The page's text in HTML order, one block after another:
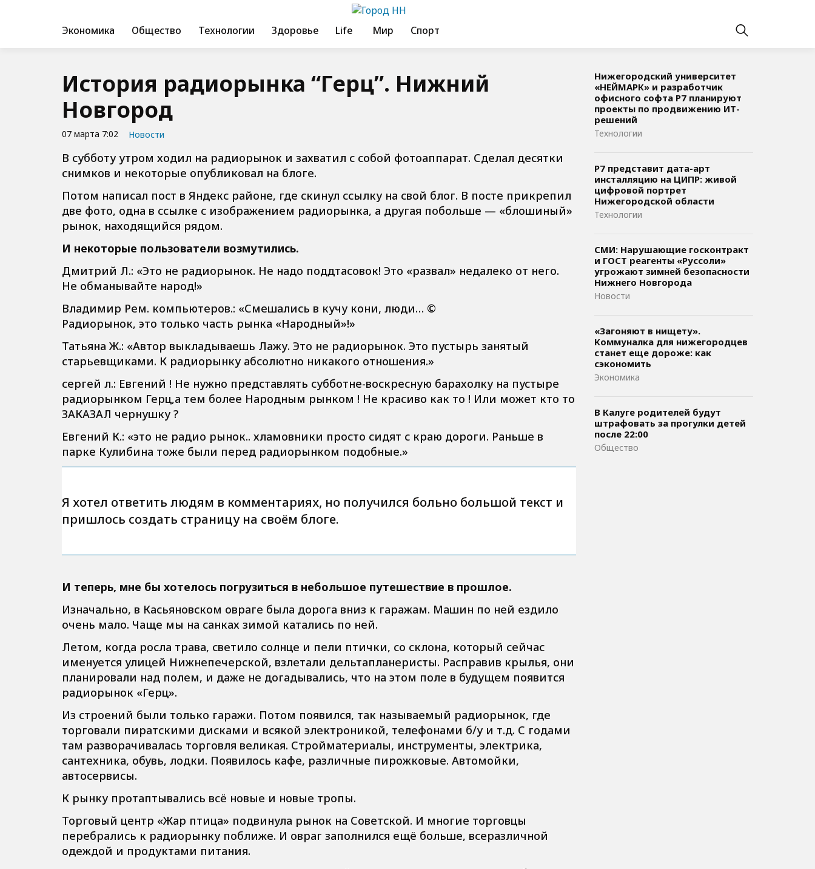
Экономика Общество Технологии Здоровье Life Мир Спорт
История радиорынка “Герц”. Нижний
Новгород
07 марта 7:02 Новости
В субботу утром ходил на радиорынок и захватил с собой фотоаппарат. Сделал десятки
снимков и некоторые опубликовал на блоге.
Потом написал пост в Яндекс районе, где скинул ссылку на свой блог. В посте прикрепил
две фото, одна в ссылке с изображением радиорынка, а другая побольше — «блошиный»
рынок, находящийся рядом.
И некоторые пользователи возмутились.
Дмитрий Л.: «Это не радиорынок. Не надо поддтасовок! Это «развал» недалеко от него.
Не обманывайте народ!»
Владимир Рем. компьютеров.: «Смешались в кучу кони, люди… ©
Радиорынок, это только часть рынка «Народный»!»
Татьяна Ж.: «Автор выкладываешь Лажу. Это не радиорынок. Это пустырь занятый
старьевщиками. К радиорынку абсолютно никакого отношения.»
сергей л.: Евгений ! Не нужно представлять субботне-воскресную барахолку на пустыре
радиорынком Герц,а тем более Народным рынком ! Не красиво как то ! Или может кто то
ЗАКАЗАЛ чернушку ?
Евгений К.: «это не радио рынок.. хламовники просто сидят с краю дороги. Раньше в
парке Кулибина тоже были перед радиорынком подобные.»
Я хотел ответить людям в комментариях, но получился больно большой текст и
пришлось создать страницу на своём блоге.
И теперь, мне бы хотелось погрузиться в небольшое путешествие в прошлое.
Изначально, в Касьяновском овраге была дорога вниз к гаражам. Машин по ней ездило
очень мало. Чаще мы на санках зимой катались по ней.
Летом, когда росла трава, светило солнце и пели птички, со склона, который сейчас
именуется улицей Нижнепечерской, взлетали дельтапланеристы. Расправив крылья, они
планировали над полем, и даже не догадывались, что на этом поле в будущем появится
радиорынок «Герц».
Из строений были только гаражи. Потом появился, так называемый радиорынок, где
торговали пиратскими дисками и всякой электроникой, телефонами б/у и т.д. С годами
там разворачивалась торговля великая. Стройматериалы, инструменты, электрика,
сантехника, обувь, лодки. Появилось кафе, различные пирожковые. Автомойки,
автосервисы.
К рынку протаптывались всё новые и новые тропы.
Торговый центр «Жар птица» подвинула рынок на Советской. И многие торговцы
перебрались к радиорынку поближе. И овраг заполнился ещё больше, всеразличной
одеждой и продуктами питания.
Нижегородский университет
«НЕЙМАРК» и разработчик
офисного софта P7 планируют
проекты по продвижению ИТ-
решений
Технологии
Р7 представит дата-арт
инсталляцию на ЦИПР: живой
цифровой портрет
Нижегородской области
Технологии
СМИ: Нарушающие госконтракт
и ГОСТ реагенты «Руссоли»
угрожают зимней безопасности
Нижнего Новгорода
Новости
«Загоняют в нищету».
Коммуналка для нижегородцев
станет еще дороже: как
сэкономить
Экономика
В Калуге родителей будут
штрафовать за прогулки детей
после 22:00
Общество